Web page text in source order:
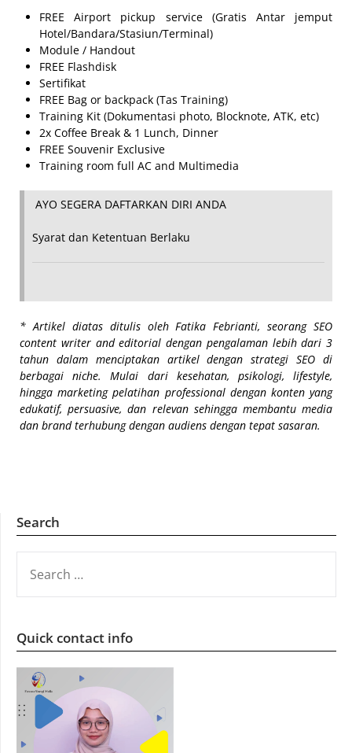
FREE Airport pickup service (Gratis Antar jemput
Hotel/Bandara/Stasiun/Terminal)
Module / Handout
FREE Flashdisk
Sertifikat
FREE Bag or backpack (Tas Training)
Training Kit (Dokumentasi photo, Blocknote, ATK, etc)
2x Coffee Break & 1 Lunch, Dinner
FREE Souvenir Exclusive
Training room full AC and Multimedia
AYO SEGERA DAFTARKAN DIRI ANDA
Syarat dan Ketentuan Berlaku
* Artikel diatas ditulis oleh Fatika Febrianti, seorang SEO
content writer and editorial dengan pengalaman lebih dari 3
tahun dalam menciptakan artikel dengan strategi SEO di
berbagai niche. Mulai dari kesehatan, psikologi, lifestyle,
hingga marketing pelatihan professional dengan konten yang
edukatif, persuasive, dan relevan sehingga membantu media
dan brand terhubung dengan audiens dengan tepat sasaran.
Search
FOR:
Quick contact info